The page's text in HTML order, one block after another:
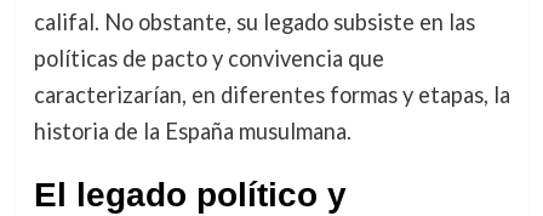
califal. No obstante, su legado subsiste en las
políticas de pacto y convivencia que
caracterizarían, en diferentes formas y etapas, la
historia de la España musulmana.
El legado político y